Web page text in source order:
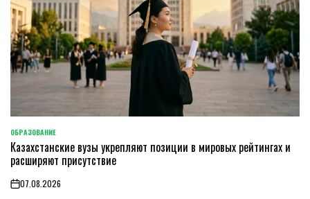
POSTED
IN
ОБРАЗОВАНИЕ
Казахстанские вузы укрепляют позиции в мировых рейтингах и
расширяют присутствие
on07.08.2026